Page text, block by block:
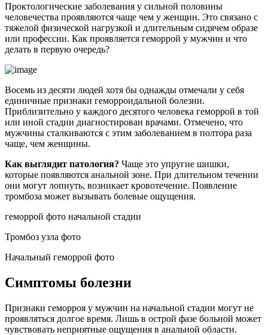
Проктологические заболевания у сильной половины
человечества проявляются чаще чем у женщин. Это связано с
тяжелой физической нагрузкой и длительным сидячем образе
или профессии. Как проявляется геморрой у мужчин и что
делать в первую очередь?
Восемь из десяти людей хотя бы однажды отмечали у себя
единичные признаки геморроидальной болезни.
Приблизительно у каждого десятого человека геморрой в той
или иной стадии диагностирован врачами. Отмечено, что
мужчины сталкиваются с этим заболеванием в полтора раза
чаще, чем женщины.
Как выглядит патология? Чаще это упругие шишки,
которые появляются анальной зоне. При длительном течении
они могут лопнуть, возникает кровотечение. Появление
тромбоза может вызывать болевые ощущения.
геморрой фото начальной стадии
Тромбоз узла фото
Начальный геморрой фото
Симптомы болезни
Признаки геморроя у мужчин на начальной стадии могут не
проявляться долгое время. Лишь в острой фазе больной может
чувствовать неприятные ощущения в анальной области.